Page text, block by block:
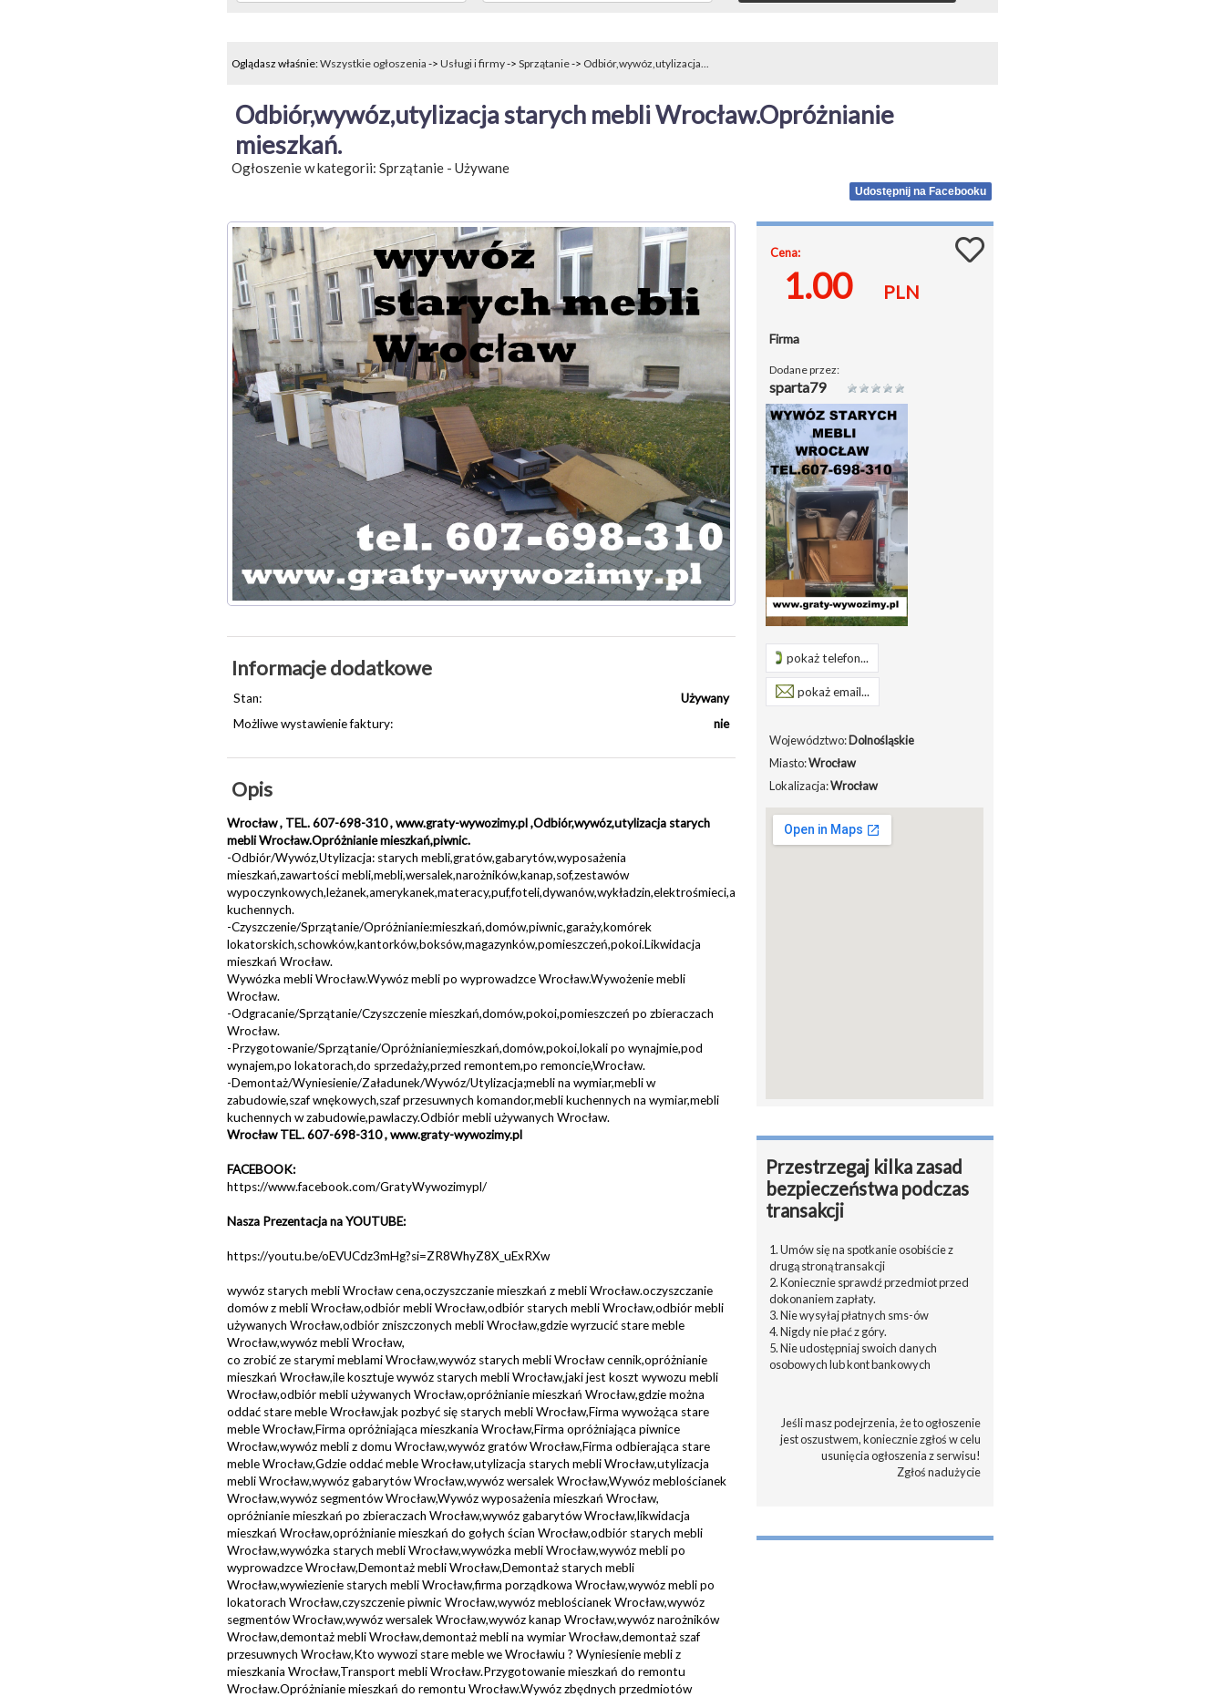
Oglądasz właśnie:Wszystkie ogłoszenia -> Usługi i firmy-> Sprzątanie-> Odbiór,wywóz,utylizacja...
Odbiór,wywóz,utylizacja starych mebli Wrocław.Opróżnianie
mieszkań.
Ogłoszenie w kategorii: Sprzątanie- Używane
Udostępnij na Facebooku
Informacje dodatkowe
Stan:
Używany
Możliwe wystawienie faktury:
nie
Opis
Wrocław , TEL. 607-698-310 , www.graty-wywozimy.pl ,Odbiór,wywóz,utylizacja starych
mebli Wrocław.Opróżnianie mieszkań,piwnic.
-Odbiór/Wywóz,Utylizacja: starych mebli,gratów,gabarytów,wyposażenia
mieszkań,zawartości mebli,mebli,wersalek,narożników,kanap,sof,zestawów
kuchennych.
-Czyszczenie/Sprzątanie/Opróżnianie:mieszkań,domów,piwnic,garaży,komórek
lokatorskich,schowków,kantorków,boksów,magazynków,pomieszczeń,pokoi.Likwidacja
mieszkań Wrocław.
Wywózka mebli Wrocław.Wywóz mebli po wyprowadzce Wrocław.Wywożenie mebli
Wrocław.
-Odgracanie/Sprzątanie/Czyszczenie mieszkań,domów,pokoi,pomieszczeń po zbieraczach
Wrocław.
-Przygotowanie/Sprzątanie/Opróżnianie;mieszkań,domów,pokoi,lokali po wynajmie,pod
wynajem,po lokatorach,do sprzedaży,przed remontem,po remoncie,Wrocław.
-Demontaż/Wyniesienie/Załadunek/Wywóz/Utylizacja;mebli na wymiar,mebli w
zabudowie,szaf wnękowych,szaf przesuwnych komandor,mebli kuchennych na wymiar,mebli
kuchennych w zabudowie,pawlaczy.Odbiór mebli używanych Wrocław.
Wrocław TEL. 607-698-310 , www.graty-wywozimy.pl
FACEBOOK:
https://www.facebook.com/GratyWywozimypl/
Nasza Prezentacja na YOUTUBE:
https://youtu.be/oEVUCdz3mHg?si=ZR8WhyZ8X_uExRXw
wywóz starych mebli Wrocław cena,oczyszczanie mieszkań z mebli Wrocław.oczyszczanie
domów z mebli Wrocław,odbiór mebli Wrocław,odbiór starych mebli Wrocław,odbiór mebli
używanych Wrocław,odbiór zniszczonych mebli Wrocław,gdzie wyrzucić stare meble
Wrocław,wywóz mebli Wrocław,
co zrobić ze starymi meblami Wrocław,wywóz starych mebli Wrocław cennik,opróżnianie
mieszkań Wrocław,ile kosztuje wywóz starych mebli Wrocław,jaki jest koszt wywozu mebli
Wrocław,odbiór mebli używanych Wrocław,opróżnianie mieszkań Wrocław,gdzie można
oddać stare meble Wrocław,jak pozbyć się starych mebli Wrocław,Firma wywożąca stare
meble Wrocław,Firma opróżniająca mieszkania Wrocław,Firma opróżniająca piwnice
Wrocław,wywóz mebli z domu Wrocław,wywóz gratów Wrocław,Firma odbierająca stare
meble Wrocław,Gdzie oddać meble Wrocław,utylizacja starych mebli Wrocław,utylizacja
mebli Wrocław,wywóz gabarytów Wrocław,wywóz wersalek Wrocław,Wywóz meblościanek
Wrocław,wywóz segmentów Wrocław,Wywóz wyposażenia mieszkań Wrocław,
opróżnianie mieszkań po zbieraczach Wrocław,wywóz gabarytów Wrocław,likwidacja
mieszkań Wrocław,opróżnianie mieszkań do gołych ścian Wrocław,odbiór starych mebli
Wrocław,wywózka starych mebli Wrocław,wywózka mebli Wrocław,wywóz mebli po
wyprowadzce Wrocław,Demontaż mebli Wrocław,Demontaż starych mebli
Wrocław,wywiezienie starych mebli Wrocław,firma porządkowa Wrocław,wywóz mebli po
lokatorach Wrocław,czyszczenie piwnic Wrocław,wywóz meblościanek Wrocław,wywóz
segmentów Wrocław,wywóz wersalek Wrocław,wywóz kanap Wrocław,wywóz narożników
Wrocław,demontaż mebli Wrocław,demontaż mebli na wymiar Wrocław,demontaż szaf
przesuwnych Wrocław,Kto wywozi stare meble we Wrocławiu ? Wyniesienie mebli z
mieszkania Wrocław,Transport mebli Wrocław.Przygotowanie mieszkań do remontu
Wrocław.Opróżnianie mieszkań do remontu Wrocław.Wywóz zbędnych przedmiotów
Cena:
1.00 PLN
Firma
Dodane przez:
sparta79
pokaż telefon...
pokaż email...
Województwo:Dolnośląskie
Miasto:Wrocław
Lokalizacja:Wrocław
Przestrzegaj kilka zasad
bezpieczeństwa podczas
transakcji
1. Umów się na spotkanie osobiście z
drugą stroną transakcji
2. Koniecznie sprawdź przedmiot przed
dokonaniem zapłaty.
3. Nie wysyłaj płatnych sms-ów
4. Nigdy nie płać z góry.
5. Nie udostępniaj swoich danych
osobowych lub kont bankowych
Jeśli masz podejrzenia, że to ogłoszenie
jest oszustwem, koniecznie zgłoś w celu
usunięcia ogłoszenia z serwisu!
Zgłoś nadużycie